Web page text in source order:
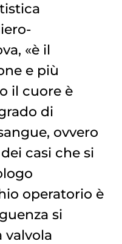
«è il
e più
il cuore è
di
ovvero
casi che si
operatorio è
si
valvola